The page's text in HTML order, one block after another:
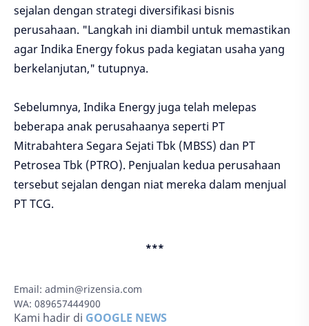
sejalan dengan strategi diversifikasi bisnis
perusahaan. "Langkah ini diambil untuk memastikan
agar Indika Energy fokus pada kegiatan usaha yang
berkelanjutan," tutupnya.
Sebelumnya, Indika Energy juga telah melepas
beberapa anak perusahaanya seperti PT
Mitrabahtera Segara Sejati Tbk (MBSS) dan PT
Petrosea Tbk (PTRO). Penjualan kedua perusahaan
tersebut sejalan dengan niat mereka dalam menjual
PT TCG.
***
Email: admin@rizensia.com
WA: 089657444900
Kami hadir di GOOGLE NEWS